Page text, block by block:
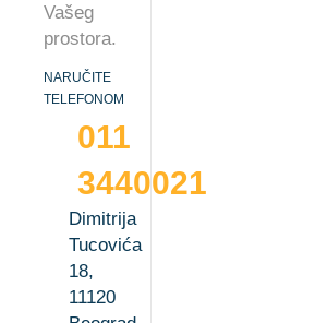
Vašeg
prostora.
NARUČITE
TELEFONOM
011
3440021
Dimitrija
Tucovića
18,
11120